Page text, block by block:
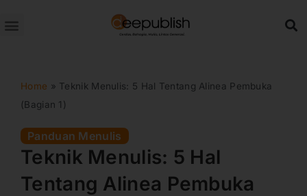
ke
Home » Teknik Menulis: 5 Hal Tentang Alinea Pembuka
(Bagian 1)
Panduan Menulis
Teknik Menulis: 5 Hal
Tentang Alinea Pembuka